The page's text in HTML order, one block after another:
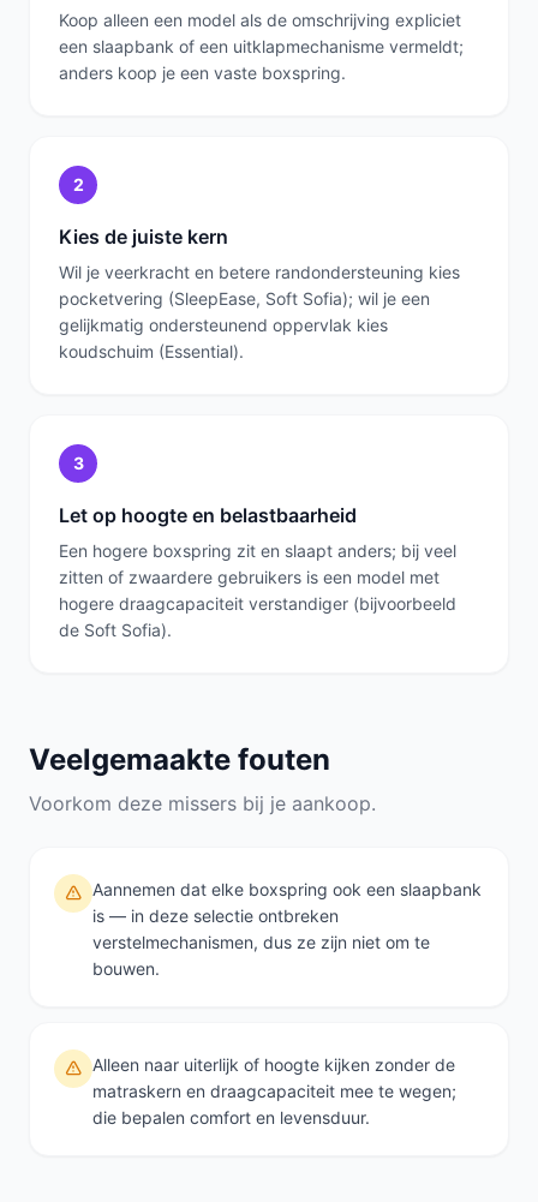
Koop alleen een model als de omschrijving expliciet
een slaapbank of een uitklapmechanisme vermeldt;
anders koop je een vaste boxspring.
2
Kies de juiste kern
Wil je veerkracht en betere randondersteuning kies
pocketvering (SleepEase, Soft Sofia); wil je een
gelijkmatig ondersteunend oppervlak kies
koudschuim (Essential).
3
Let op hoogte en belastbaarheid
Een hogere boxspring zit en slaapt anders; bij veel
zitten of zwaardere gebruikers is een model met
hogere draagcapaciteit verstandiger (bijvoorbeeld
de Soft Sofia).
Veelgemaakte fouten
Voorkom deze missers bij je aankoop.
Aannemen dat elke boxspring ook een slaapbank
is — in deze selectie ontbreken
verstelmechanismen, dus ze zijn niet om te
bouwen.
Alleen naar uiterlijk of hoogte kijken zonder de
matraskern en draagcapaciteit mee te wegen;
die bepalen comfort en levensduur.